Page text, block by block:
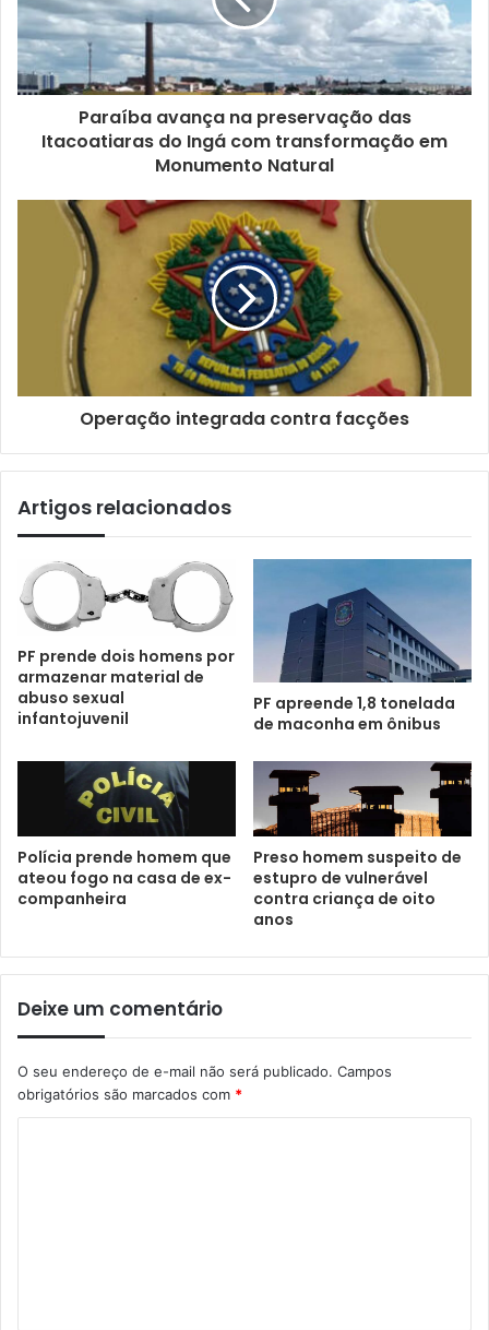
Paraíba avança na preservação das
Itacoatiaras do Ingá com transformação em
Monumento Natural
Operação integrada contra facções
Artigos relacionados
PF prende dois homens por
armazenar material de
abuso sexual
infantojuvenil
PF apreende 1,8 tonelada
de maconha em ônibus
Polícia prende homem que
ateou fogo na casa de ex-
companheira
Preso homem suspeito de
estupro de vulnerável
contra criança de oito
anos
Deixe um comentário
O seu endereço de e-mail não será publicado. Campos
obrigatórios são marcados com *